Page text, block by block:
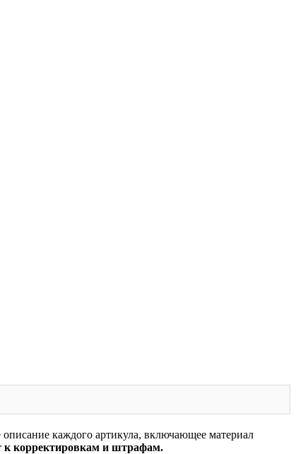
каждого артикула, включающее материал
к корректировкам и штрафам.